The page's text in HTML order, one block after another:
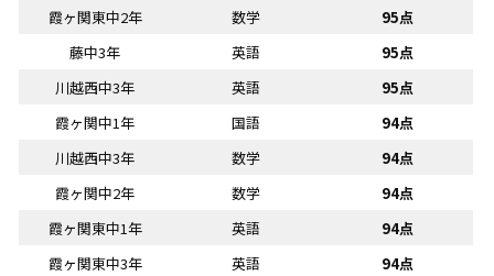
霞ヶ関東中2年
数学
95点
藤中3年
英語
95点
川越西中3年
英語
95点
霞ヶ関中1年
国語
94点
川越西中3年
数学
94点
霞ヶ関中2年
数学
94点
霞ヶ関東中1年
英語
94点
霞ヶ関東中3年
英語
94点